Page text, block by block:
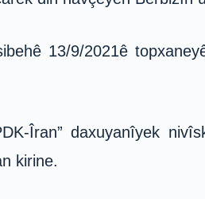
13/9/2021ê
Îran” daxuyanîyek
kirine.